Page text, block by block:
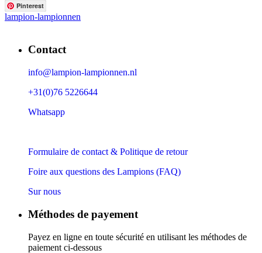
Pinterest
lampion-lampionnen
Contact
info@lampion-lampionnen.nl
+31(0)76 5226644
Whatsapp
Formulaire de contact & Politique de retour
Foire aux questions des Lampions (FAQ)
Sur nous
Méthodes de payement
Payez en ligne en toute sécurité en utilisant les méthodes de
paiement ci-dessous